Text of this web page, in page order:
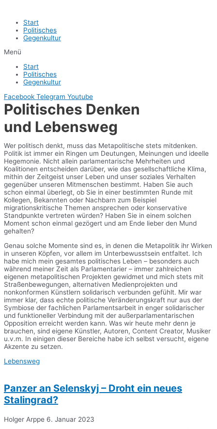
Start
Politisches
Gegenkultur
Menü
Start
Politisches
Gegenkultur
Facebook Telegram Youtube
Politisches Denken
und Lebensweg
Wer politisch denkt, muss das Metapolitische stets mitdenken.
Politik ist immer ein Ringen um Deutungen, Meinungen und ideelle
Hegemonie. Nicht allein parlamentarische Mehrheiten und
Koalitionen entscheiden darüber, wie das gesellschaftliche Klima,
mithin der Zeitgeist unser Leben und unser soziales Verhalten
gegenüber unseren Mitmenschen bestimmt. Haben Sie auch
schon einmal überlegt, ob Sie in einer bestimmten Runde mit
Kollegen, Bekannten oder Nachbarn zum Beispiel
migrationskritische Themen ansprechen oder konservative
Standpunkte vertreten würden? Haben Sie in einem solchen
Moment schon einmal gezögert und am Ende lieber den Mund
gehalten?
Genau solche Momente sind es, in denen die Metapolitik ihr Wirken
in unseren Köpfen, vor allem im Unterbewusstsein entfaltet. Ich
habe mich mein gesamtes politisches Leben – besonders auch
während meiner Zeit als Parlamentarier – immer zahlreichen
eigenen metapolitischen Projekten gewidmet und mich stets mit
Straßenbewegungen, alternativen Medienprojekten und
nonkonformen Künstlern solidarisch verbunden gefühlt. Mir war
immer klar, dass echte politische Veränderungskraft nur aus der
Symbiose der fachlichen Parlamentsarbeit in enger solidarischer
und funktioneller Verbindung mit der außerparlamentarischen
Opposition erreicht werden kann. Was wir heute mehr denn je
brauchen, sind eigene Künstler, Autoren, Content Creator, Musiker
u.v.m. In einigen dieser Bereiche habe ich selbst versucht, eigene
Akzente zu setzen.
Lebensweg
Panzer an Selenskyj – Droht ein neues
Stalingrad?
Holger Arppe 6. Januar 2023